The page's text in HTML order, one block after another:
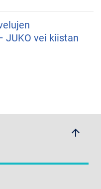
JUKO vei kiistan
arrow_upwards